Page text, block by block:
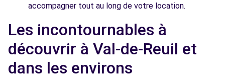
accompagner tout au long de votre location.
Les incontournables à
découvrir à Val-de-Reuil et
dans les environs